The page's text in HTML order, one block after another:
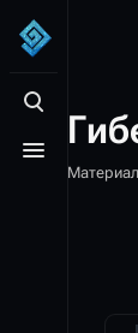
Открыть
Открыть